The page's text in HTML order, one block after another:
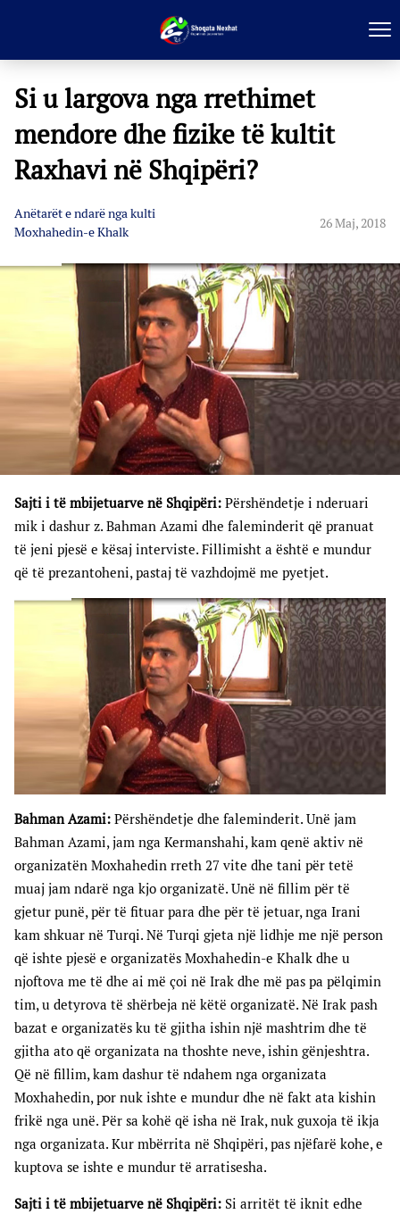
Si u largova nga rrethimet
mendore dhe fizike të kultit
Raxhavi në Shqipëri?
Anëtarët e ndarë nga kulti
Moxhahedin-e Khalk
26 Maj, 2018
Sajti i të mbijetuarve në Shqipëri: Përshëndetje i nderuari
mik i dashur z. Bahman Azami dhe faleminderit që pranuat
të jeni pjesë e kësaj interviste. Fillimisht a është e mundur
që të prezantoheni, pastaj të vazhdojmë me pyetjet.
Bahman Azami: Përshëndetje dhe faleminderit. Unë jam
Bahman Azami, jam nga Kermanshahi, kam qenë aktiv në
organizatën Moxhahedin rreth 27 vite dhe tani për tetë
muaj jam ndarë nga kjo organizatë. Unë në fillim për të
gjetur punë, për të fituar para dhe për të jetuar, nga Irani
kam shkuar në Turqi. Në Turqi gjeta një lidhje me një person
që ishte pjesë e organizatës Moxhahedin-e Khalk dhe u
njoftova me të dhe ai më çoi në Irak dhe më pas pa pëlqimin
tim, u detyrova të shërbeja në këtë organizatë. Në Irak pash
bazat e organizatës ku të gjitha ishin një mashtrim dhe të
gjitha ato që organizata na thoshte neve, ishin gënjeshtra.
Që në fillim, kam dashur të ndahem nga organizata
Moxhahedin, por nuk ishte e mundur dhe në fakt ata kishin
frikë nga unë. Për sa kohë që isha në Irak, nuk guxoja të ikja
nga organizata. Kur mbërrita në Shqipëri, pas njëfarë kohe, e
kuptova se ishte e mundur të arratisesha.
Sajti i të mbijetuarve në Shqipëri: Si arritët të iknit edhe